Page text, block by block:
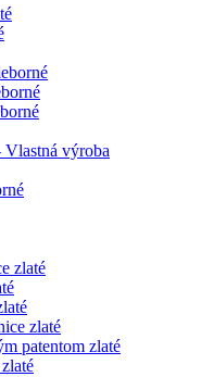
Vlastná výroba
zlaté
zlaté
patentom zlaté